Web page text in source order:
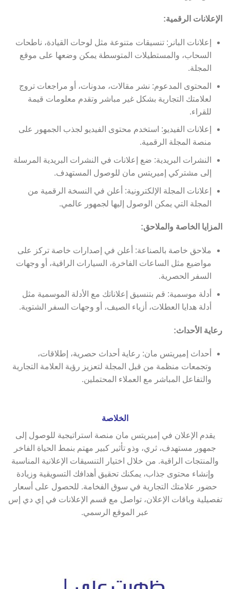
الإعلانات الرقمية:
إعلانات البانر: تنسيقات متنوعة مثل لوحات القيادة، ناطحات
السحاب، والمستطيلات المتوسطة يمكن وضعها على موقع
المجلة.
المحتوى المدعوم: نشر مقالات، مدونات، أو مراجعات تروج
لعلامتك التجارية بشكل غير مباشر وتقدم معلومات قيمة
للقراء.
إعلانات الفيديو: استخدم محتوى الفيديو لجذب الجمهور على
منصة المجلة الرقمية.
النشرات البريدية: ضع إعلانات في النشرات البريدية المرسلة
إلى مشتركي إميريتس مان للوصول المستهدف.
إعلانات المجلة الإلكترونية: أعلن في النسخة الرقمية من
المجلة التي يمكن الوصول إليها لجمهور عالمي.
المزايا الخاصة والملاحق:
ملاحق خاصة بالصناعة: أعلن في إصدارات خاصة تركز على
مواضيع مثل الساعات الفاخرة، السيارات الراقية، أو وجهات
السفر الحصرية.
أدلة موسمية: قم بتنسيق إعلاناتك مع الأدلة الموسمية مثل
أدلة هدايا العطلات، أزياء الصيف، أو وجهات السفر الشتوية.
رعاية الأحداث:
أحداث إميريتس مان: رعاية أحداث حصرية، إطلاقات،
وتجمعات منظمة من قبل المجلة لتعزيز رؤية العلامة التجارية
والتفاعل المباشر مع العملاء المحتملين.
الخلاصة
يقدم الإعلان في إميريتس مان منصة استراتيجية للوصول إلى
جمهور مستهدف، ثري، وذو تأثير كبير مهتم بنمط الحياة الفاخر
والمنتجات الراقية. من خلال اختيار التنسيقات الإعلانية المناسبة
وإنشاء محتوى جذاب، يمكنك تحقيق أهدافك التسويقية وزيادة
حضور علامتك التجارية في سوق الفخامة. للحصول على أسعار
تفصيلية وباقات الإعلان، تواصل مع قسم الإعلانات في إي دي إس
عبر الموقع الرسمي.